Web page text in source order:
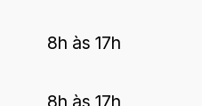
8h às 17h
8h às 17h